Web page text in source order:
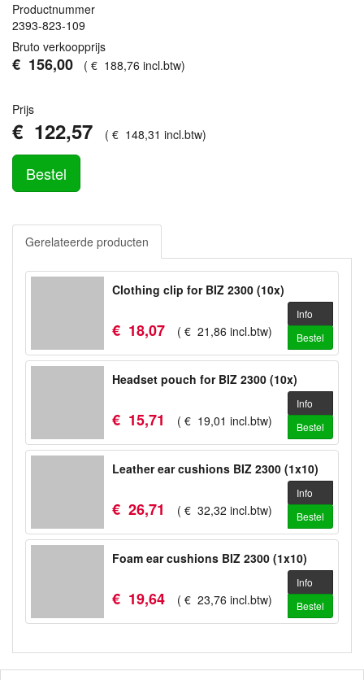
Productnummer
2393-823-109
Bruto verkoopprijs
€ 156,00 ( € 188,76 incl.btw)
Prijs
€ 122,57 ( € 148,31 incl.btw)
Bestel
Gerelateerde producten
Clothing clip for BIZ 2300 (10x)
€ 18,07 ( € 21 ,86 incl.btw)
Info
Bestel
Headset pouch for BIZ 2300 (10x)
€ 15,71 ( € 19,01 incl.btw)
Info
Bestel
Leather ear cushions BIZ 2300 (1x10)
€ 26,71 ( € 32,32 incl.btw)
Info
Bestel
Foam ear cushions BIZ 2300 (1x10)
€ 19,64 ( € 23,76 incl.btw)
Info
Bestel